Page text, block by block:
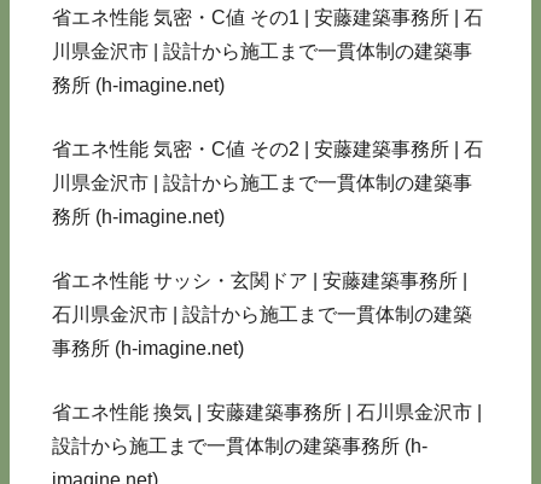
省エネ性能 気密・C値 その1 | 安藤建築事務所 | 石
川県金沢市 | 設計から施工まで一貫体制の建築事
務所 (h-imagine.net)
省エネ性能 気密・C値 その2 | 安藤建築事務所 | 石
川県金沢市 | 設計から施工まで一貫体制の建築事
務所 (h-imagine.net)
省エネ性能 サッシ・玄関ドア | 安藤建築事務所 |
石川県金沢市 | 設計から施工まで一貫体制の建築
事務所 (h-imagine.net)
省エネ性能 換気 | 安藤建築事務所 | 石川県金沢市 |
設計から施工まで一貫体制の建築事務所 (h-